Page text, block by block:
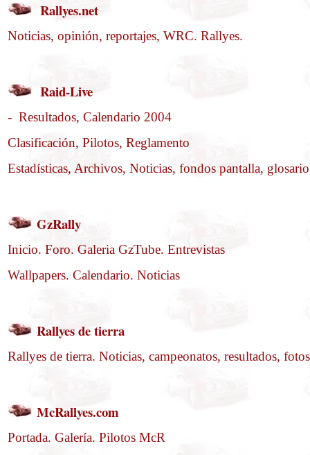
Rallyes.net
Noticias, opinión, reportajes, WRC. Rallyes.
Raid-Live
- Resultados, Calendario 2004
Clasificación, Pilotos, Reglamento
Estadísticas, Archivos, Noticias, fondos pantalla,
GzRally
Inicio. Foro. Galeria GzTube. Entrevistas
Wallpapers. Calendario. Noticias
Rallyes de tierra
Rallyes de tierra. Noticias, campeonatos, resultados,
McRallyes.com
Portada. Galería. Pilotos McR